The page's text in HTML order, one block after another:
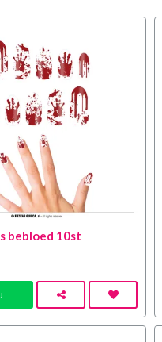
bebloed 10st